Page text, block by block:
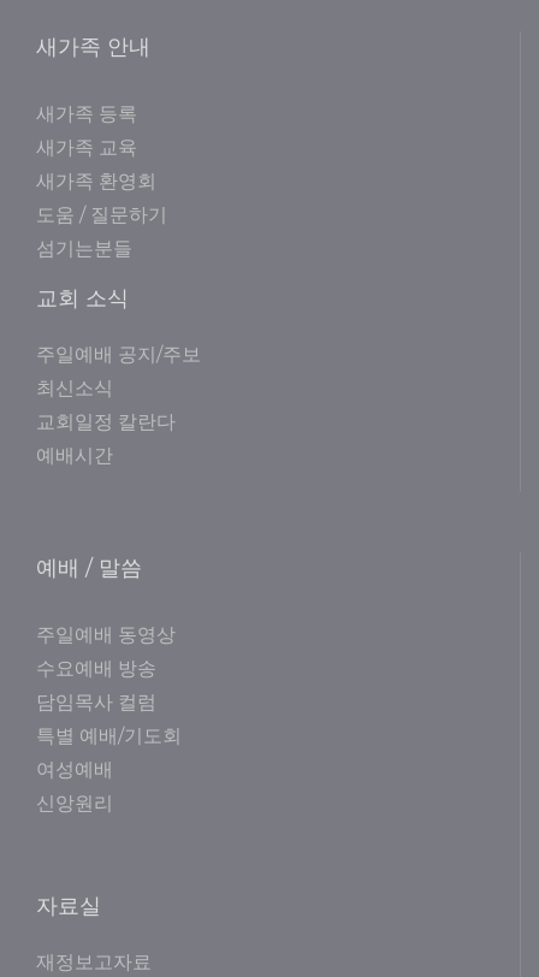
새가족 안내
새가족 등록
새가족 교육
새가족 환영회
도움 / 질문하기
섬기는분들
교회 소식
주일예배 공지/주보
최신소식
교회일정 칼란다
예배시간
예배 / 말씀
주일예배 동영상
수요예배 방송
담임목사 컬럼
특별 예배/기도회
여성예배
신앙원리
자료실
재정보고자료